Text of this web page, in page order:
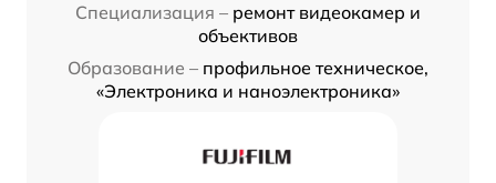
Специализация – ремонт видеокамер и
объективов
Образование – профильное техническое,
«Электроника и наноэлектроника»